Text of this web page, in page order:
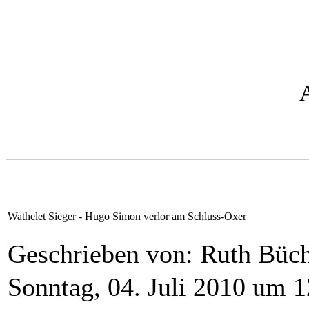
Wathelet Sieger - Hugo Simon verlor am Schluss-Oxer
Geschrieben von: Ruth
Sonntag, 04. Juli 2010 um